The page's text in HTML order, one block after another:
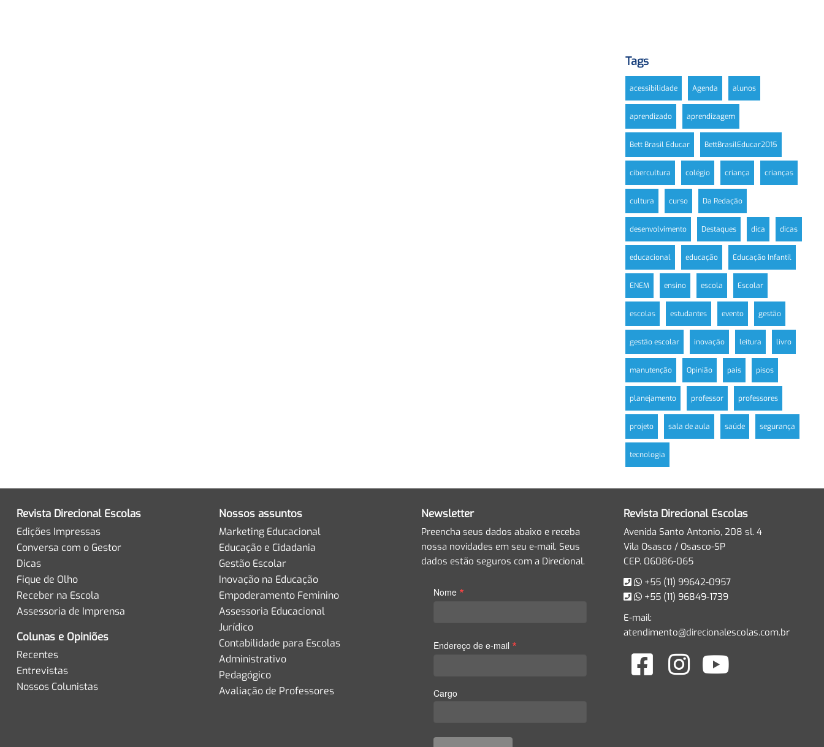
Tags
acessibilidade Agenda alunos
aprendizado aprendizagem
Bett Brasil Educar BettBrasilEducar2015
cibercultura colégio criança crianças
cultura curso Da Redação
desenvolvimento Destaques dica dicas
educacional educação Educação Infantil
ENEM ensino escola Escolar
escolas estudantes evento gestão
gestão escolar inovação leitura livro
manutenção Opinião pais pisos
planejamento professor professores
projeto sala de aula saúde segurança
tecnologia
Revista Direcional Escolas
Edições Impressas
Conversa com o Gestor
Dicas
Fique de Olho
Receber na Escola
Assessoria de Imprensa
Colunas e Opiniões
Recentes
Entrevistas
Nossos Colunistas
Nossos assuntos
Marketing Educacional
Educação e Cidadania
Gestão Escolar
Inovação na Educação
Empoderamento Feminino
Assessoria Educacional
Jurídico
Contabilidade para Escolas
Administrativo
Pedagógico
Avaliação de Professores
Newsletter
Preencha seus dados abaixo e receba
nossa novidades em seu e-mail. Seus
dados estão seguros com a Direcional.
Nome *
Endereço de e-mail *
Cargo
Revista Direcional Escolas
Avenida Santo Antonio, 208 sl. 4
Vila Osasco / Osasco-SP
CEP. 06086-065
+55 (11) 99642-0957
+55 (11) 96849-1739
E-mail:
atendimento@direcionalescolas.com.br